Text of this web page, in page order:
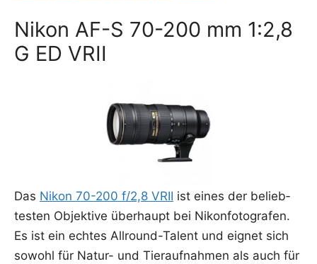
Nikon AF-S 70-200 mm 1:2,8
G ED VRII
Das Nikon 70-200 f/2,8 VRII ist eines der belieb­
tes­ten Objek­ti­ve über­haupt bei Nikon­fo­to­gra­fen.
Es ist ein ech­tes All­round-Talent und eig­net sich
sowohl für Natur- und Tier­auf­nah­men als auch für